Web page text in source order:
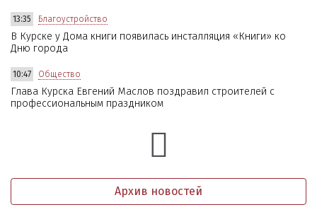
13:35 Благоустройство
В Курске у Дома книги появилась инсталляция «Книги» ко
Дню города
10:47 Общество
Глава Курска Евгений Маслов поздравил строителей с
профессиональным праздником
Архив новостей